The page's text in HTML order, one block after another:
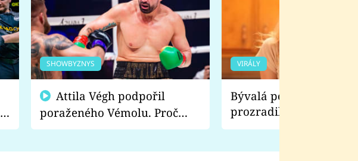
SHOWBYZNYS
poraženého Vémolu. Proč
chce raději zápasit s ním než
VIRÁLY
Bývalá pornoherečka
prozradila, co ji
natáčení Euforie.